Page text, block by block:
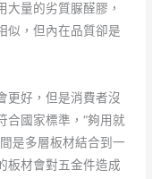
量的劣質脲醛膠，
似，但內在品質卻是
更好，但是消費者沒
合國家標準，“夠用就
是多層板材結合到一
板材會對五金件造成